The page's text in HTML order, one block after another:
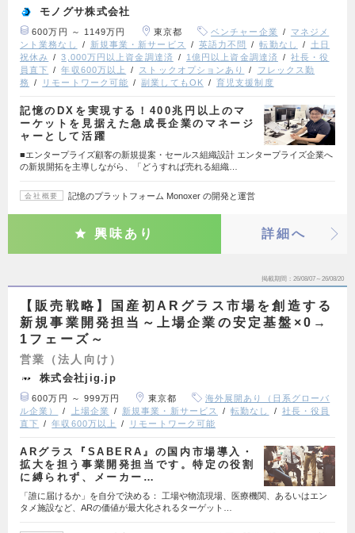
モノグサ株式会社
600万円 ～ 1149万円 東京都 ベンチャー企業
マネジメ
ント業務なし
新規事業・新サービス 英語力不問 転勤なし
土日
祝休み
3,000万円以上資金調達済 1億円以上資金調達済
社長・役
員直下
年収600万以上 ストックオプションあり
フレックス勤
務
リモートワーク可能 副業してもOK 育児支援制度
記憶のDXを実現する！400兆円以上のマ
ーケットを見据えた急成⻑企業のマネージ
ャーとして活躍
■エンタープライズ顧客の新規提案・セールス組織設計 エンタープライズ企業へ
の新規開拓を主導しながら、「どうすれば売れる組織…
会社概要 記憶のプラットフォーム Monoxer の開発と運営
興味あり 詳細へ
掲載期間 26/08/07～26/08/20
【販売戦略】国産初ARグラス市場を創造する
新規事業開発担当～上場企業の安定基盤×0→
1フェーズ～
営業（法人向け）
株式会社jig.jp
600万円 ～ 999万円 東京都
海外展開あり（日系グローバ
ル企業）
上場企業 新規事業・新サービス 転勤なし
社長・役員
直下
年収600万以上 リモートワーク可能
ARグラス『SABERA』の国内市場導入・
拡大を担う事業開発担当です。特定の役割
に縛られず、メーカー…
「誰に届けるか」を自分で決める： 工場や物流現場、医療機関、あるいはエン
タメ施設など、ARの価値が最大化されるターゲット…